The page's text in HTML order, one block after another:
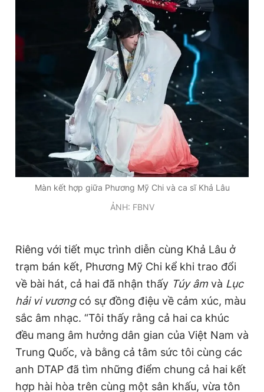
Màn kết hợp giữa Phương Mỹ Chi và ca sĩ Khả Lâu
ẢNH: FBNV
Riêng với tiết mục trình diễn cùng Khả Lâu ở
trạm bán kết, Phương Mỹ Chi kể khi trao đổi
về bài hát, cả hai đã nhận thấy Túy âm và Lục
hải vi vươngcó sự đồng điệu về cảm xúc, màu
sắc âm nhạc. “Tôi thấy rằng cả hai ca khúc
đều mang âm hưởng dân gian của Việt Nam và
Trung Quốc, và bằng cả tâm sức tôi cùng các
anh DTAP đã tìm những điểm chung cả hai kết
hợp hài hòa trên cùng một sân khấu, vừa tôn